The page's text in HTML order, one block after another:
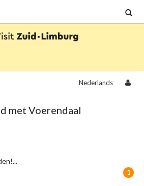
Nederlands
met Voerendaal
1